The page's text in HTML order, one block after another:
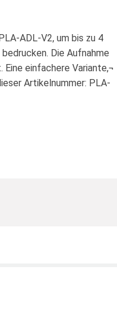
ADL-V2, um bis zu 4
Die Aufnahme
einfachere Variante,¬
Artikelnummer: PLA-